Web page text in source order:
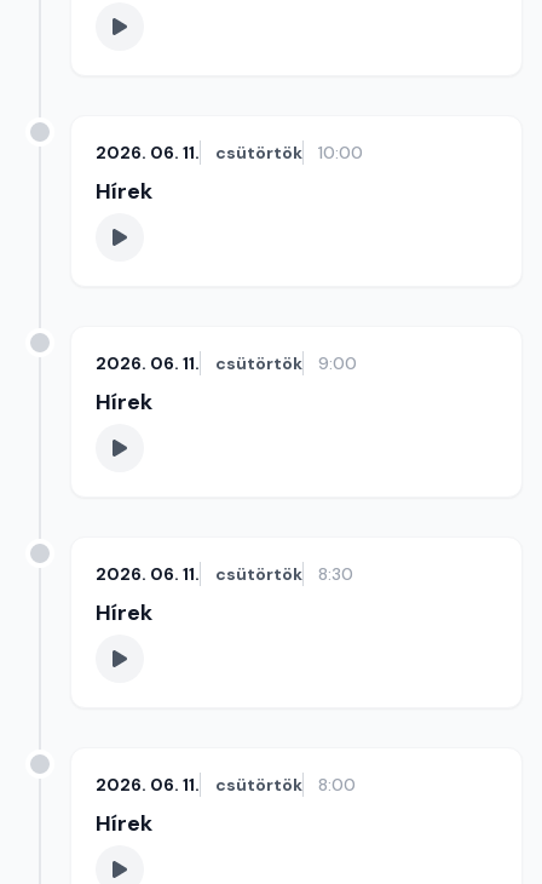
2026. 06. 11. csütörtök 10:00
Hírek
2026. 06. 11. csütörtök 9:00
Hírek
2026. 06. 11. csütörtök 8:30
Hírek
2026. 06. 11. csütörtök 8:00
Hírek